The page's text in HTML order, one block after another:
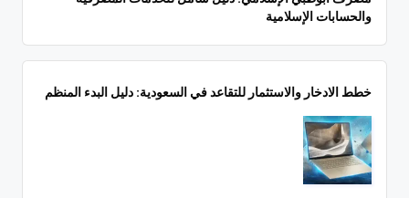
والحسابات الإسلامية
خطط الادخار والاستثمار للتقاعد في السعودية: دليل البدء المنظم